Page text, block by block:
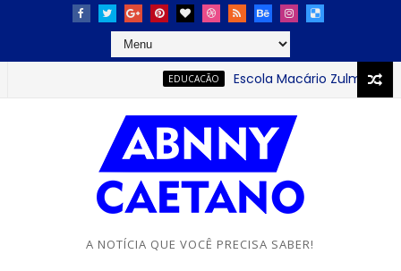
EDUCACÃO Escola Macário Zulmiro se
A NOTÍCIA QUE VOCÊ PRECISA SABER!